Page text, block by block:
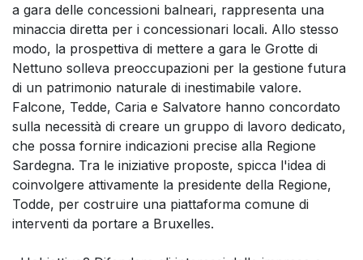
a gara delle concessioni balneari, rappresenta una
minaccia diretta per i concessionari locali. Allo stesso
modo, la prospettiva di mettere a gara le Grotte di
Nettuno solleva preoccupazioni per la gestione futura
di un patrimonio naturale di inestimabile valore.
Falcone, Tedde, Caria e Salvatore hanno concordato
sulla necessità di creare un gruppo di lavoro dedicato,
che possa fornire indicazioni precise alla Regione
Sardegna. Tra le iniziative proposte, spicca l'idea di
coinvolgere attivamente la presidente della Regione,
Todde, per costruire una piattaforma comune di
interventi da portare a Bruxelles.